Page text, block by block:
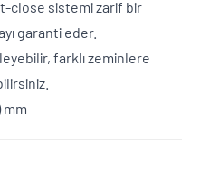
close sistemi zarif bir
garanti eder.
farklı zeminlere
mm